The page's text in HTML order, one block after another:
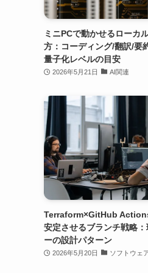
ミニPCで動かせるローカ
方：コーディング/翻訳/要
量子化レベルの目安
2026年5月21日 AI関連
Terraform×GitHub
安定させるブランチ戦略
ーの設計パターン
2026年5月20日 ソフトウェ